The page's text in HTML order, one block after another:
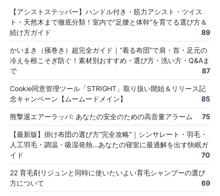
【アシストステッパー】ハンドル付き・筋力アシスト・ツイス
ト・天然木まで徹底分類！室内で“足腰と体幹”を育てる選び方＆
続け方ガイド
89
かいまき（掻巻き）超完全ガイド｜“着る布団”で肩・首・足元の
冷えを根こそぎ防ぐ！素材別おすすめ・選び方・洗い方・Q&Aま
で
87
Cookie同意管理ツール「STRIGHT」取り扱い開始＆リリース記
念キャンペーン【ムームードメイン】
85
熊撃退エアーラッパ: あなたの安全のための高音量アラーム 75
【最新版】掛け布団の選び方“完全攻略”｜シンサレート・羽毛・
人工羽毛・調温・吸湿発熱…あなたの寝室に最適解を出す快眠ガ
イド
70
22 育毛剤リジュンと同時に使いたいよい育毛シャンプーの選び
方について
69